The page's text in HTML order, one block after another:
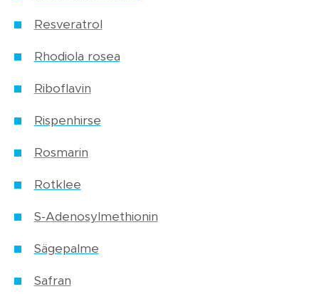
Resveratrol
Rhodiola rosea
Riboflavin
Rispenhirse
Rosmarin
Rotklee
S-Adenosylmethionin
Sägepalme
Safran